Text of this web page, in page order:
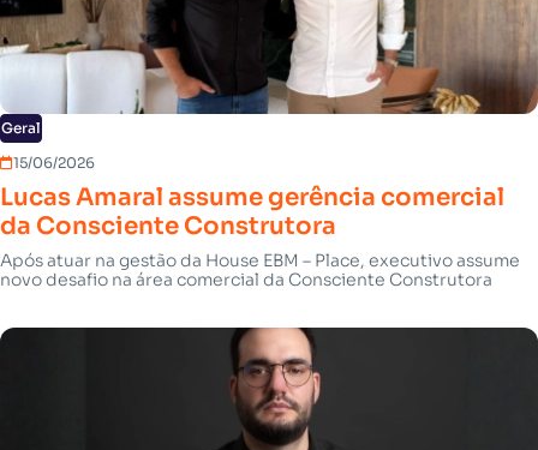
Geral
15/06/2026
Lucas Amaral assume gerência comercial
da Consciente Construtora
Após atuar na gestão da House EBM – Place, executivo assume
novo desafio na área comercial da Consciente Construtora